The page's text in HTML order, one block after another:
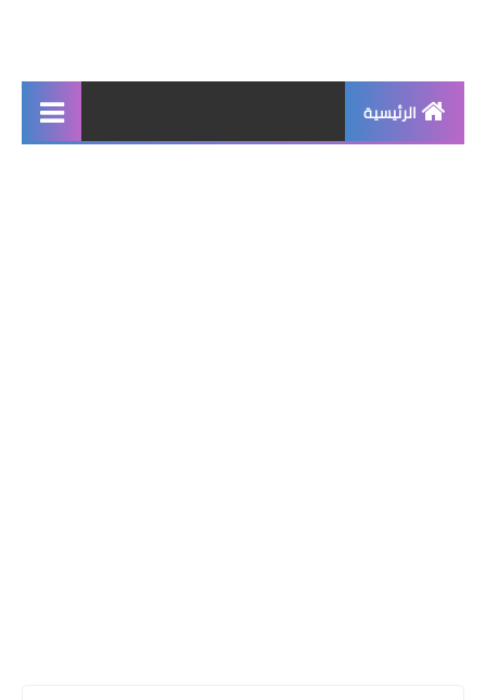
الرئيسية